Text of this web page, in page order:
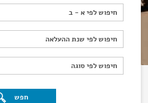
חיפוש לפי א - ב
חיפוש לפי א - ב
חיפוש לפי שנת ההעלאה
חיפוש לפי שנת ההעלאה
חיפוש לפי סוגה
חיפוש לפי סוגה
חפש